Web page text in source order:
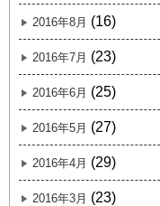
2016年8月 (16)
2016年7月 (23)
2016年6月 (25)
2016年5月 (27)
2016年4月 (29)
2016年3月 (23)